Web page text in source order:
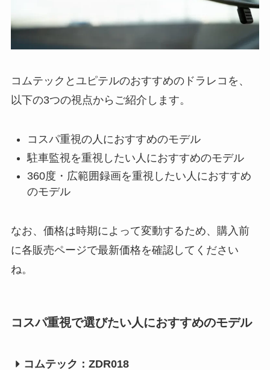
コムテックとユピテルのおすすめのドラレコを、
以下の3つの視点からご紹介します。
コスパ重視の人におすすめのモデル
駐車監視を重視したい人におすすめのモデル
360度・広範囲録画を重視したい人におすすめ
のモデル
なお、価格は時期によって変動するため、購入前
に各販売ページで最新価格を確認してください
ね。
コスパ重視で選びたい人におすすめのモデル
コムテック：ZDR018